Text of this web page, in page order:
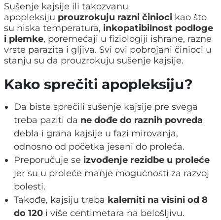
Sušenje kajsije ili takozvanu
apopleksiju prouzrokuju razni činioci kao što
su niska temperatura, inkopatibilnost podloge
i plemke, poremećaji u fiziologiji ishrane, razne
vrste parazita i gljiva. Svi ovi pobrojani činioci u
stanju su da prouzrokuju sušenje kajsije.
Kako sprečiti apopleksiju?
Da biste sprečili sušenje kajsije pre svega
treba paziti da ne dođe do raznih povreda
debla i grana kajsije u fazi mirovanja,
odnosno od početka jeseni do proleća.
Preporučuje se izvođenje rezidbe u proleće
jer su u proleće manje mogućnosti za razvoj
bolesti.
Takođe, kajsiju treba kalemiti na visini od 8
do 120 i više centimetara na belošljivu.